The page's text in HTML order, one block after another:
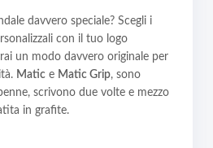
davvero speciale? Scegli i
con il tuo logo
un modo davvero originale per
Matic e Matic Grip, sono
scrivono due volte e mezzo
in grafite.